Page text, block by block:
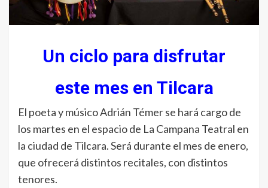
Un ciclo para disfrutar
este mes en Tilcara
El poeta y músico Adrián Témer se hará cargo de
los martes en el espacio de La Campana Teatral en
la ciudad de Tilcara. Será durante el mes de enero,
que ofrecerá distintos recitales, con distintos
tenores.